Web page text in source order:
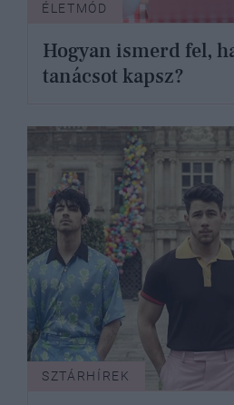
ÉLETMÓD
Hogyan ismerd fel,
tanácsot kapsz?
SZTÁRHÍREK